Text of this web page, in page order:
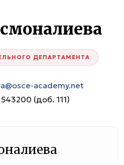
ДЕПАРТАМЕНТА
academy.net
(доб. 111)